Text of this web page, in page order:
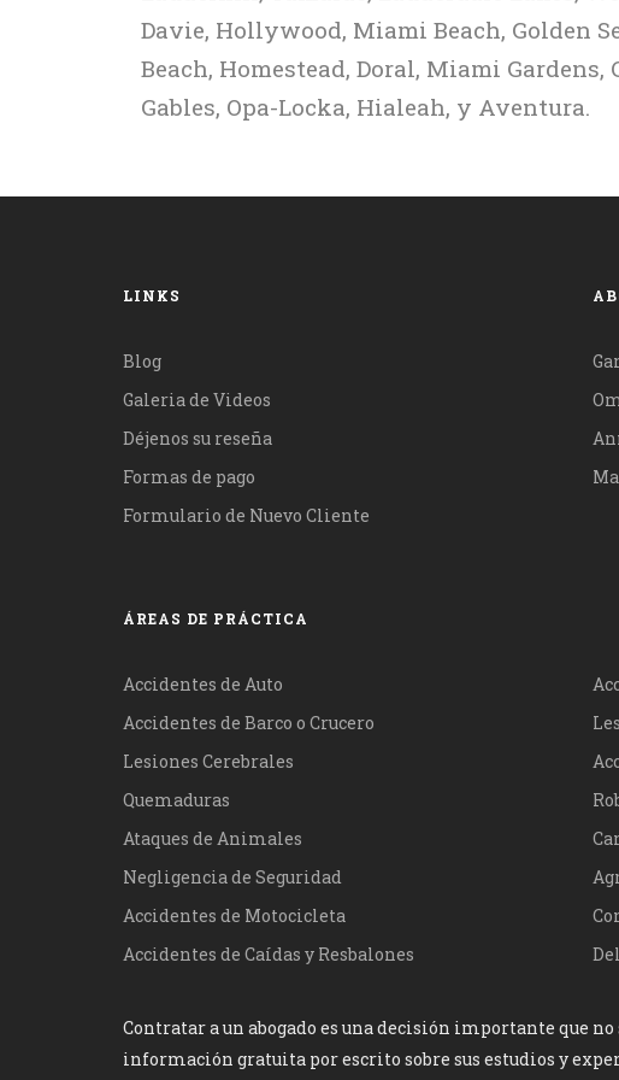
Davie, Hollywood, Miami Beach, Golden
Beach, Homestead, Doral, Miami Gardens,
Gables, Opa-Locka, Hialeah, y Aventura.
Elgin.
Bay.
LINKS
Blog
Galeria de Videos
Déjenos su reseña
Formas de pago
Formulario de Nuevo Cliente
ÁREAS DE PRÁCTICA
Accidentes de Auto
Accidentes de Barco o Crucero
Lesiones Cerebrales
Quemaduras
Ataques de Animales
Negligencia de Seguridad
Accidentes de Motocicleta
Accidentes de Caídas y Resbalones
Contratar a un abogado es una decisión importante que
información gratuita por escrito sobre sus estudios y